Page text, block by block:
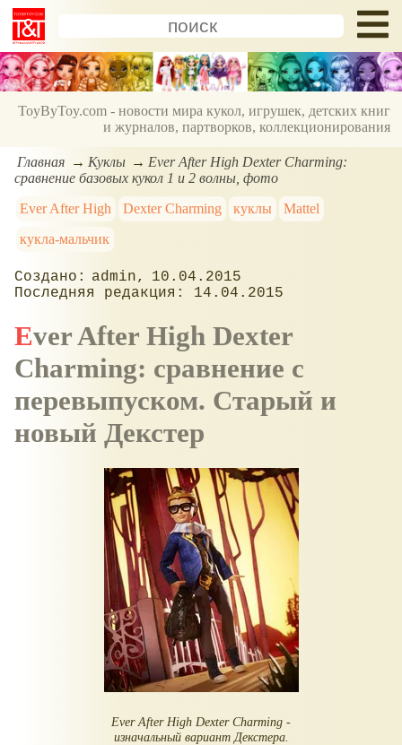
ToyByToy.com - новости мира кукол, игрушек, детских книг
и журналов, партворков, коллекционирования
Главная Куклы
Ever After High Dexter Charming:
сравнение базовых кукол 1 и 2 волны, фото
Ever After High
Dexter Charming куклы
Mattel
кукла-мальчик
admin
10.04.2015
14.04.2015
Ever After High Dexter
Charming: сравнение с
перевыпуском. Старый и
новый Декстер
Ever After High Dexter Charming -
изначальный вариант Декстера.